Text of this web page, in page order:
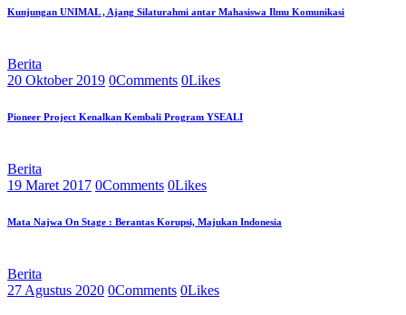
Kunjungan UNIMAL , Ajang Silaturahmi antar Mahasiswa Ilmu Komunikasi
Berita
20 Oktober 2019 0Comments 0Likes
Pioneer Project Kenalkan Kembali Program YSEALI
Berita
19 Maret 2017 0Comments 0Likes
Mata Najwa On Stage : Berantas Korupsi, Majukan Indonesia
Berita
27 Agustus 2020 0Comments 0Likes